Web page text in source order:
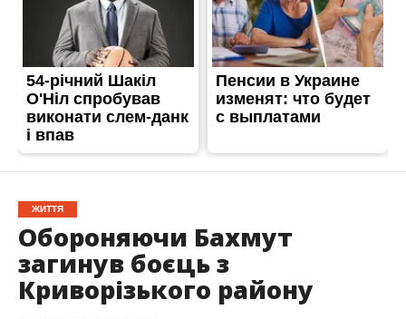
ЖИТТЯ
Обороняючи Бахмут
загинув боєць з
Криворізького району